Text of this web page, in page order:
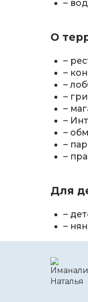
–
О
–
–
–
–
–
–
–
–
–
Для
–
–